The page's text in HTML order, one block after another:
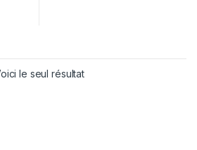
le seul résultat